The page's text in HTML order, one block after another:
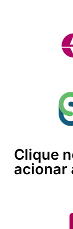
Clique
acionar